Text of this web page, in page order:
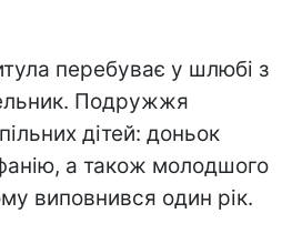
перебуває у шлюбі з
Подружжя
дітей: доньок
а також молодшого
виповнився один рік.